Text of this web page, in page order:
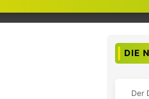
DIE
Der